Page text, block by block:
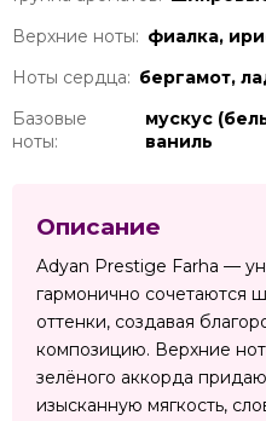
Верхние ноты: фиалка,
Ноты сердца: бергамот,
Базовые
ноты:
мускус
ваниль
Описание
Adyan Prestige Farha —
гармонично сочетаются
оттенки, создавая
композицию. Верхние
зелёного аккорда
изысканную мягкость,